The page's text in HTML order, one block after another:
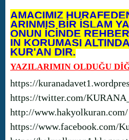
AMACIMIZ
ARINMIŞ BİR İSLAM
ONUN İÇİNDE
IN KORUMASI
KUR'AN DIR.
YAZILARIMIN OLDUĞU
https://
https://twitter.com/
http://www.hakyolkuran.com/
https://www.facebook.com/